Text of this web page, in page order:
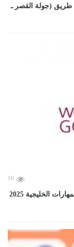
طريق (جولة القصر ـ
10
دولة قطر تستضيف النسخة الخامسة من مسابقة المهارات الخليجية 2025